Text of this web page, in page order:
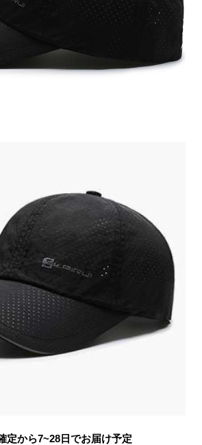
定から7~28日でお届け予定